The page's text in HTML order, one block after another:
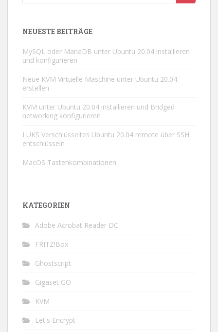
NEUESTE BEITRÄGE
MySQL oder MariaDB unter Ubuntu 20.04 installieren
und konfigurieren
Neue KVM Virtuelle Maschine unter Ubuntu 20.04
erstellen
KVM unter Ubuntu 20.04 installieren und Bridged
networking konfigurieren
LUKS Verschlüsseltes Ubuntu 20.04 remote über SSH
entschlüsseln
MacOS Tastenkombinationen
KATEGORIEN
Adobe Acrobat Reader DC
FRITZ!Box
Ghostscript
Gigaset GO
KVM
Let's Encrypt